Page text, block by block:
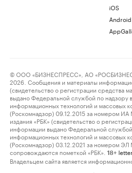
iOS
Android
© ООО «БИЗНЕСПРЕСС», АО
2026. Сообщения и материалы
(свидетельство о регистрации средства
выдано Федеральной службой по надзору
информационных технологий и массовых
(Роскомнадзор) 09.12.2015 за номером
издания «РБК» (свидетельство о
информации выдано Федеральной
информационных технологий и массовых
(Роскомнадзор) 03.12.2021 за номером
сопровождаются пометкой «РБК».
18+
Владельцем сайта является